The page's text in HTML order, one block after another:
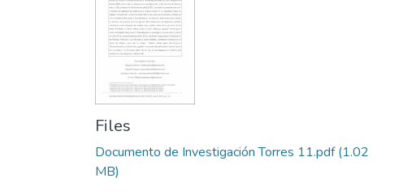
Files
Documento de Investigación Torres 11.pdf(1.02
MB)